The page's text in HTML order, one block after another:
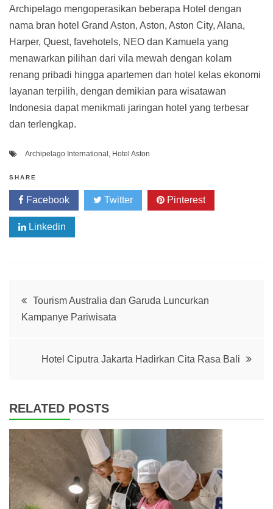
Archipelago mengoperasikan beberapa Hotel dengan
nama bran hotel Grand Aston, Aston, Aston City, Alana,
Harper, Quest, favehotels, NEO dan Kamuela yang
menawarkan pilihan dari vila mewah dengan kolam
renang pribadi hingga apartemen dan hotel kelas ekonomi
layanan terpilih, dengan demikian para wisatawan
Indonesia dapat menikmati jaringan hotel yang terbesar
dan terlengkap.
Archipelago International Hotel Aston
SHARE
Facebook Twitter Pinterest
Linkedin
Post
navigation
Tourism Australia dan Garuda Luncurkan
Kampanye Pariwisata
Hotel Ciputra Jakarta Hadirkan Cita Rasa Bali
RELATED POSTS